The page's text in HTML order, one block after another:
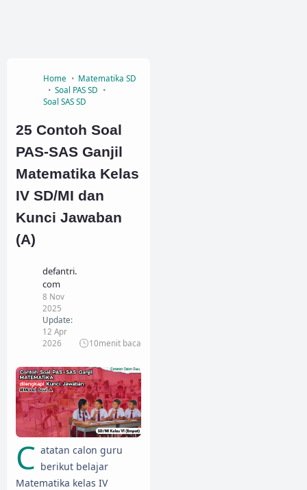
Home
Matematika SD
Soal PAS SD
Soal SAS SD
25 Contoh Soal
PAS-SAS Ganjil
Matematika Kelas
IV SD/MI dan
Kunci Jawaban
(A)
defantri.
com
8 Nov
2025
Update:
12 Apr
2026
10menit baca
C atatan calon guru
berikut belajar
Matematika kelas IV